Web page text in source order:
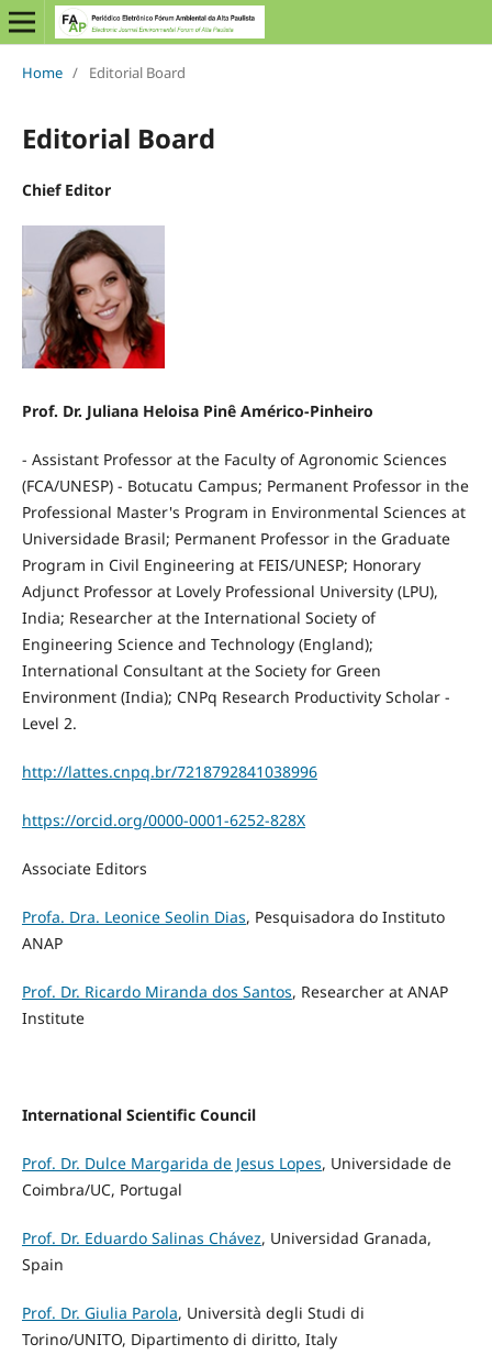
Home / Editorial Board
Editorial Board
Chief Editor
Prof. Dr. Juliana Heloisa Pinê Américo-Pinheiro
- Assistant Professor at the Faculty of Agronomic Sciences
(FCA/UNESP) - Botucatu Campus; Permanent Professor in the
Professional Master's Program in Environmental Sciences at
Universidade Brasil; Permanent Professor in the Graduate
Program in Civil Engineering at FEIS/UNESP; Honorary
Adjunct Professor at Lovely Professional University (LPU),
India; Researcher at the International Society of
Engineering Science and Technology (England);
International Consultant at the Society for Green
Environment (India); CNPq Research Productivity Scholar -
Level 2.
http://lattes.cnpq.br/7218792841038996
https://orcid.org/0000-0001-6252-828X
Associate Editors
Profa. Dra. Leonice Seolin Dias, Pesquisadora do Instituto
ANAP
Prof. Dr. Ricardo Miranda dos Santos, Researcher at ANAP
Institute
International Scientific Council
Prof. Dr. Dulce Margarida de Jesus Lopes, Universidade de
Coimbra/UC, Portugal
Prof. Dr. Eduardo Salinas Chávez, Universidad Granada,
Spain
Prof. Dr. Giulia Parola, Università degli Studi di
Torino/UNITO, Dipartimento di diritto, Italy